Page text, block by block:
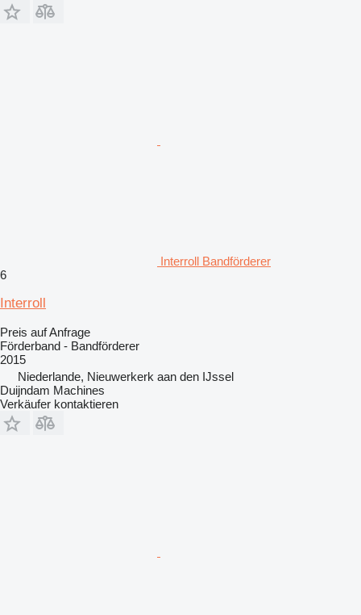
Interroll Bandförderer
6
Interroll
Preis auf Anfrage
Förderband - Bandförderer
2015
Niederlande, Nieuwerkerk aan den IJssel
Duijndam Machines
Verkäufer kontaktieren